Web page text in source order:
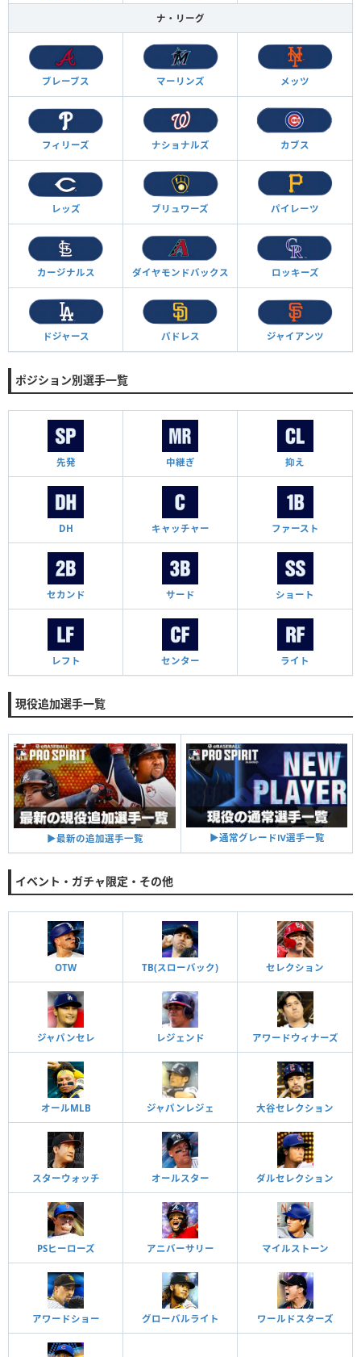
ナ・リーグ
ブレーブス マーリンズ メッツ
フィリーズ ナショナルズ カブス
レッズ ブリュワーズ パイレーツ
カージナルス ダイヤモンドバックス ロッキーズ
ドジャース パドレス ジャイアンツ
ポジション別選手一覧
先発 中継ぎ 抑え
DH キャッチャー ファースト
セカンド サード ショート
レフト センター ライト
現役追加選手一覧
▶︎最新の追加選手一覧 ▶︎通常グレードⅣ選手一覧
イベント・ガチャ限定・その他
OTW TB(スローバック) セレクション
ジャパンセレ レジェンド アワードウィナーズ
オールMLB ジャパンレジェ 大谷セレクション
スターウォッチ オールスター ダルセレクション
PSヒーローズ アニバーサリー マイルストーン
アワードショー グローバルライト ワールドスターズ